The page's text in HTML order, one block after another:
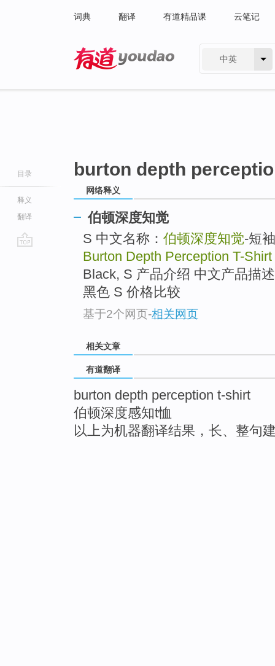
词典 翻译 有道精品课 云笔记
中英
目录
释义
翻译
burton depth
网络释义
伯顿深度知觉
S 中文名称： 伯顿深度知觉-短
Burton Depth Perception T-Shirt
Black, S 产品介绍 中文产品描
黑色 S 价格比较
基于2个网页-相关网页
相关文章
有道翻译
burton depth perception t-shirt
伯顿深度感知t恤
以上为机器翻译结果，长、整句